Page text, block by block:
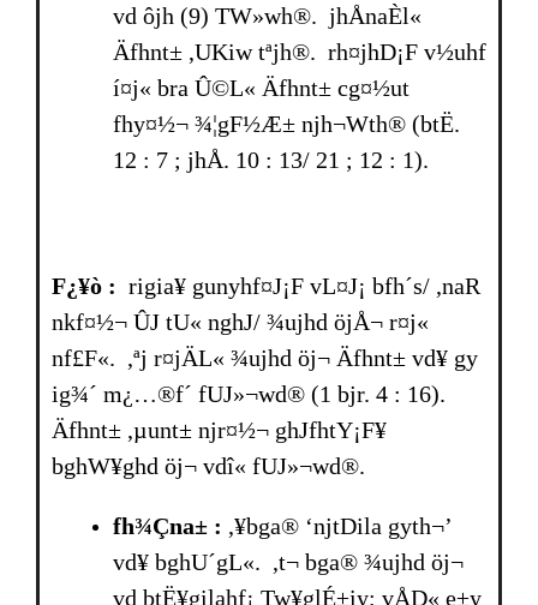
vd ôjh (9) TW»wh®. jhÅnaÈl«
Äfhnt± ,UKiw tªjh®. rh¤jhD¡F v½uhf
í¤j« br­a Û©L« Äfhnt± cg¤½ut
fhy¤½¬ ¾¦gF½Æ± njh¬Wth® (btË.
12 : 7 ; jhÅ. 10 : 13/ 21 ; 12 : 1).
F¿¥ò : rigia¥ gunyhf¤J¡F vL¤J¡ bfh´s/ ,naR
nkf¤½¬ ÛJ tU« nghJ/ ¾ujhd öjÅ¬ r¤j«
nf£F«. ,ªj r¤jÄL« ¾ujhd öj¬ Äfhnt± vd¥ gy
ig¾´ m¿…®f´ fUJ»¬wd® (1 bjr. 4 : 16).
Äfhnt± ,µunt± njr¤½¬ ghJfhtY¡F¥
bghW¥ghd öj¬ vdî« fUJ»¬wd®.
fh¾Çna± : ,¥bga® ‘njtDila gyth¬’
vd¥ bghU´gL«. ,t¬ bga® ¾ujhd öj¬
vd btË¥gilahf¡ Tw¥glÉ±iy; vÅD« e±y